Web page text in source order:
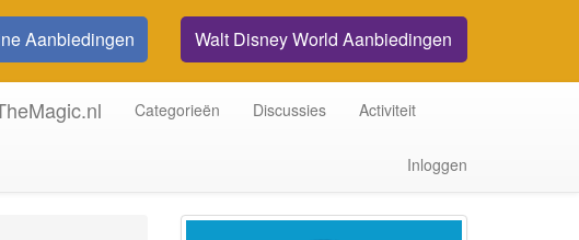
Aanbiedingen Walt Disney World Aanbiedingen
Categorieën Discussies Activiteit
Inloggen